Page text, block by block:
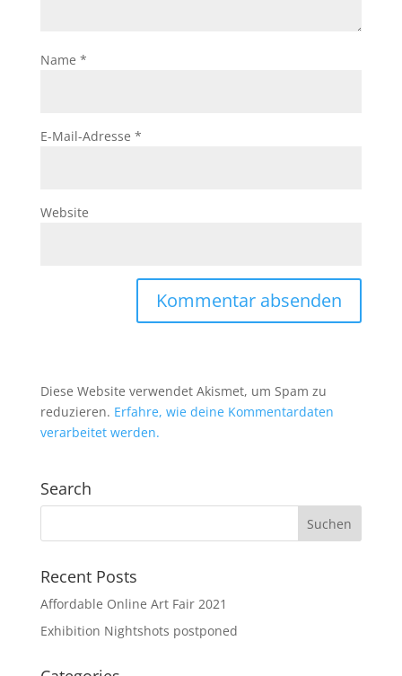
Name *
E-Mail-Adresse *
Website
Diese Website verwendet Akismet, um Spam zu
reduzieren. Erfahre, wie deine Kommentardaten
verarbeitet werden.
Search
Recent Posts
Affordable Online Art Fair 2021
Exhibition Nightshots postponed